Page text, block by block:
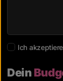
Ich
Dein